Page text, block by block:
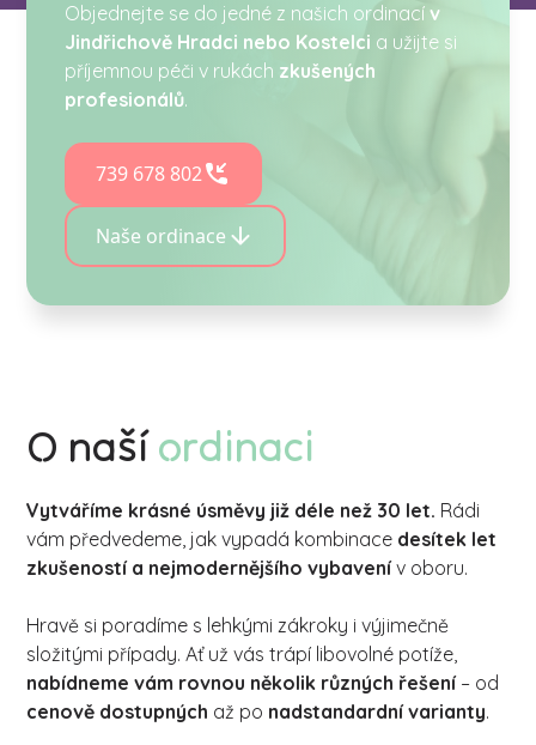
Objednejte se do jedné z našich ordinacív
Jindřichově Hradci nebo Kostelci a užijte si
příjemnou péči v rukách zkušených
profesionálů.
739 678 802
Naše ordinace
O našíordinaci
Vytváříme krásné úsměvy již déle než 30 let. Rádi
vám předvedeme, jak vypadá kombinace desítek let
zkušeností a nejmodernějšího vybavenív oboru.
Hravě si poradíme s lehkými zákroky i výjimečně
složitými případy. Ať už vás trápí libovolné potíže,
nabídneme vám rovnou několik různých řešení – od
cenově dostupných až po nadstandardní varianty.